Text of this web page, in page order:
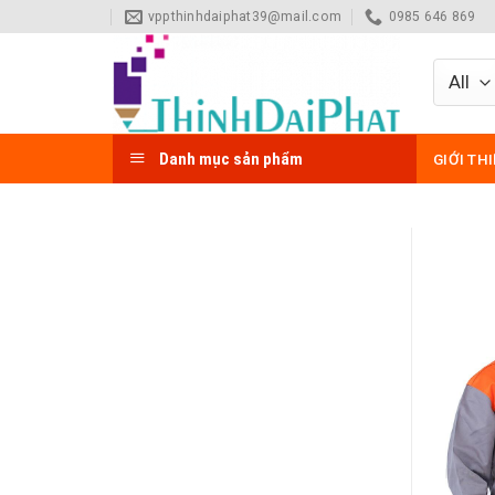
to
vppthinhdaiphat39@mail.com 0985 646 869
Danh mục sản phẩm GIỚI